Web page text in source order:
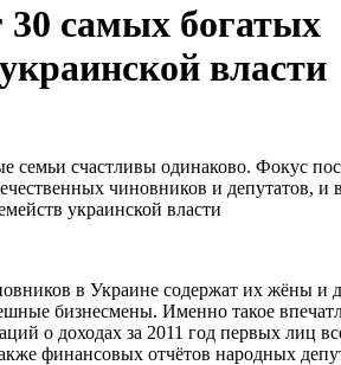
30 самых богатых
власти
семьи счастливы одинаково. Фокус
чиновников и депутатов, и
украинской власти
в Украине содержат их жёны и
бизнесмены. Именно такое
о доходах за 2011 год первых лиц
финансовых отчётов народных